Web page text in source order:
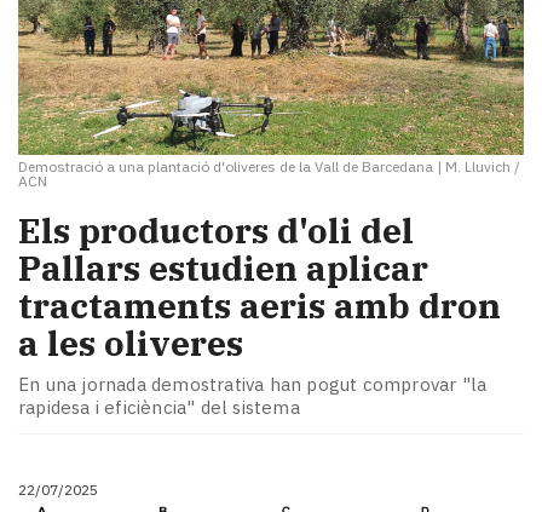
Demostració a una plantació d'oliveres de la Vall de Barcedana | M. Lluvich /
ACN
Els productors d'oli del
Pallars estudien aplicar
tractaments aeris amb dron
a les oliveres
En una jornada demostrativa han pogut comprovar "la
rapidesa i eficiència" del sistema
22/07/2025